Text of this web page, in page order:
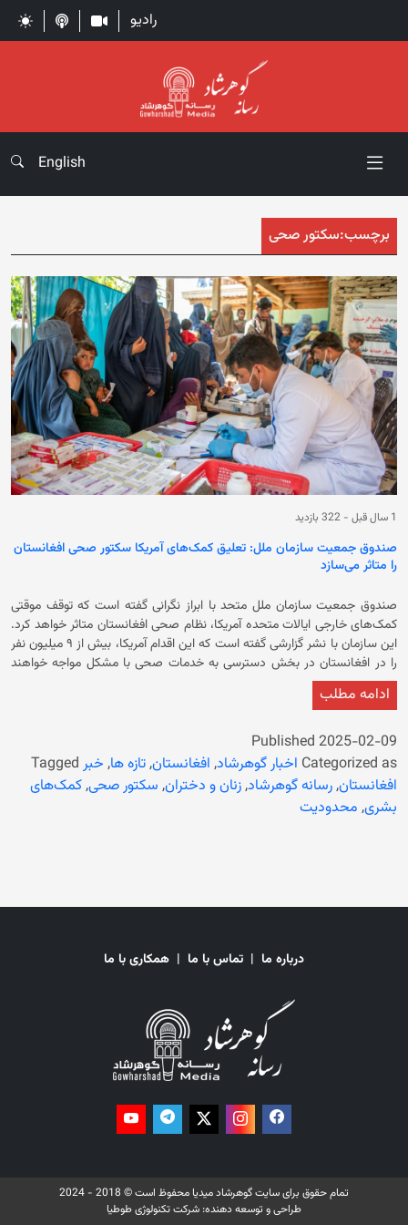
رادیو
English
برچسب:سکتور صحی
1 سال قبل - 322 بازدید
صندوق جمعیت سازمان ملل: تعلیق کمک‌های آمریکا سکتور صحی افغانستان
را متاثر می‌سازد
صندوق جمعیت سازمان ملل متحد با ابراز نگرانی گفته است که توقف موقتی
کمک‌های خارجی ایالات متحده آمریکا، نظام صحی افغانستان متاثر خواهد کرد.
این سازمان با نشر گزارشی گفته است که این اقدام آمریکا، بیش از ۹ میلیون نفر
را در افغانستان در بخش دسترسی به خدمات صحی با مشکل مواجه خواهند
رسیدگی به نیازمندان اظهار نگرانی کرده و گفته است که در حال حاضر، زندگی
میلیون‌ها زن و دختر در افغانستان، بنگله‌دیش و پاکستان به دلیل عدم
دسترسی به خدمات صحی حیاتی که توسط این سازمان حمایت می‌شود، در
معرض خطر قرار دارد. دونالد ترمپ در نخستین روز کاری خود به عنوان
گفته‌ی ملل متحد، در حال حاضر افغانستان یکی از کشورهای در جهان است که
حقوق زنان و دختران افغان در حال از بین رفتن است، بدون حمایت صندوق
میلادی توانست برای بیش از ۱۳ میلیون نفر در افغانستان خدمات ارائه کند.
همچنین در بخشی این گزارش آمده است که توقف کمک‌ها سبب مسدود
میلیون نفر به شمول ۱.۲ میلیون مهاجر افغانستان در آن کشور از دسترسی به
خدمات صحی محروم خواهند شد. صندوق جمعیت ملل متحد گفته است که
برای ادامه‌ی برنامه‌های کمک‌های بشردوستانه در افغانستان، پاکستان و
امدادرسانی بشری در بخش صحت ۲۹۴ میلیون دالر در افغانستان کمبود بودجه
ادامه مطلب
Published 2025-02-09
Categorized as اخبار گوهرشاد, افغانستان,تازه ها, خبر Tagged
افغانستان,رسانه گوهرشاد,زنان و دختران, سکتور صحی,کمک‌های
بشری, محدودیت
درباره ما | تماس با ما | همکاری با ما
تمام حقوق برای سایت گوهرشاد میدیا محفوظ است © 2018 - 2024
طراحی و توسعه دهنده: شرکت تکنولوژی طوطیا